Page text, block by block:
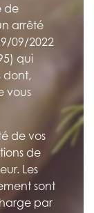
de
arrêté
09/2022
qui
dont,
vous
de vos
de
Les
sont
par